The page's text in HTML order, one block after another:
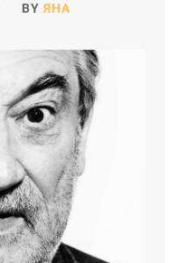
BY ЯНА